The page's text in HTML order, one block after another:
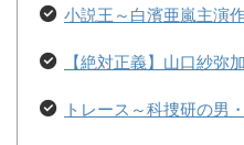
小説王～白濱亜嵐主演
【絶対正義】山口紗弥
トレース～科捜研の男